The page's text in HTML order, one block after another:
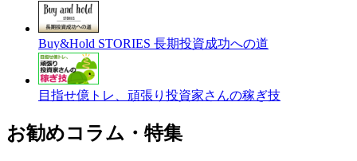
Buy&Hold STORIES 長期投資成功への道
目指せ億トレ、頑張り投資家さんの稼ぎ技
お勧めコラム・特集